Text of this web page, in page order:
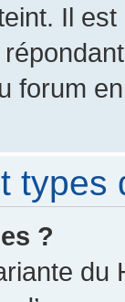
Il
forum
types
?
du